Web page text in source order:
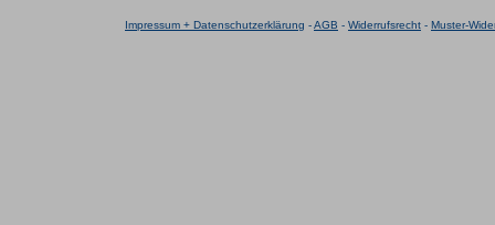
Impressum + Datenschutzerklärung -AGB - Widerrufsrecht - Muster-